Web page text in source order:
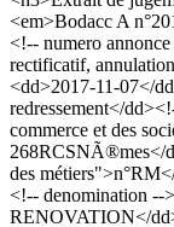
<em>Bodacc A
<!-- numero
rectificatif,
<dd>2017-11-07</
redressement</
commerce et des
268RCSNÃ®mes</
des
<!-- denomination --
RENOVATION</